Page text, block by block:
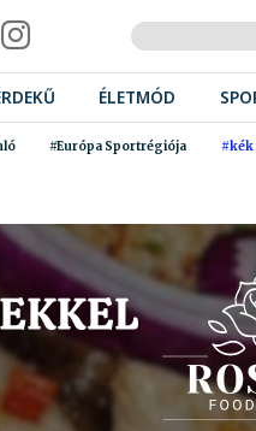
ÉLETMÓD
#Európa Sportrégiója #kék